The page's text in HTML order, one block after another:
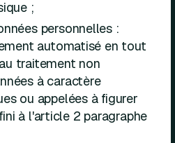
;
personnelles :
automatisé en tout
traitement non
à caractère
ou appelées à figurer
à l'article 2 paragraphe